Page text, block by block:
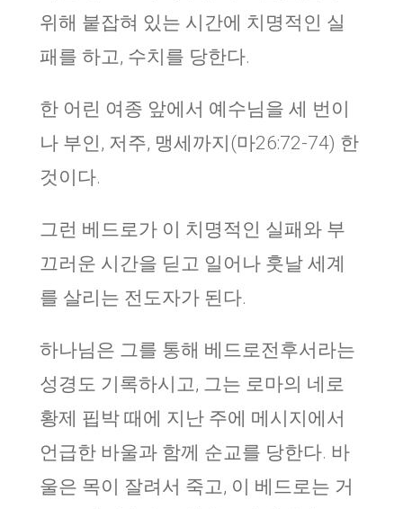
위해 붙잡혀 있는 시간에 치명적인 실
패를 하고, 수치를 당한다.
한 어린 여종 앞에서 예수님을 세 번이
나 부인, 저주, 맹세까지(마26:72-74) 한
것이다.
그런 베드로가 이 치명적인 실패와 부
끄러운 시간을 딛고 일어나 훗날 세계
를 살리는 전도자가 된다.
하나님은 그를 통해 베드로전후서라는
성경도 기록하시고, 그는 로마의 네로
황제 핍박 때에 지난 주에 메시지에서
언급한 바울과 함께 순교를 당한다. 바
울은 목이 잘려서 죽고, 이 베드로는 거